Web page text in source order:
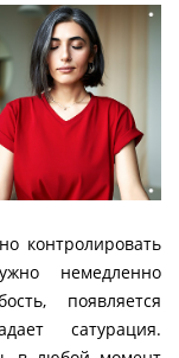
контролировать
немедленно
появляется
сатурация.